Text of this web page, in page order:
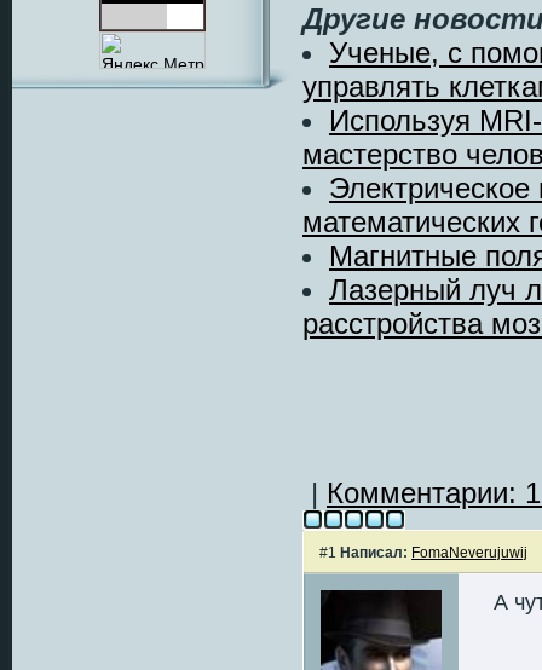
Другие
Ученые, с
управлять
Используя
мастерство
математических
Магнитные
Лазерный луч
расстройства
| Комментарии:
#1 Написал: FomaNeverujuwij
А